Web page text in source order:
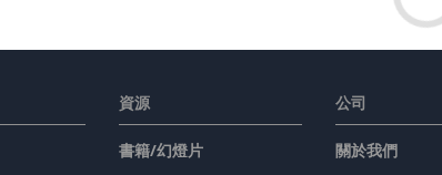
資源
書籍/幻燈片
公司
關於我們